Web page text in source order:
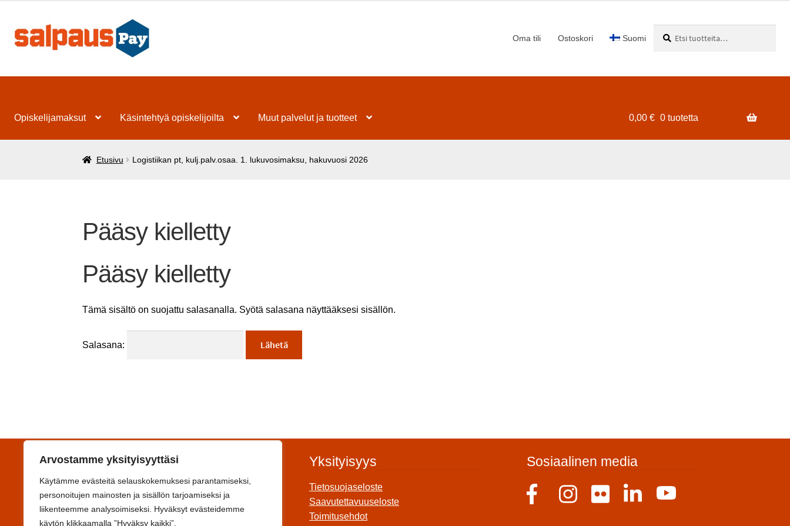
Arvostamme yksityisyyttäsi
Käytämme evästeitä selauskokemuksesi parantamiseksi,
personoitujen mainosten ja sisällön tarjoamiseksi ja
liikenteemme analysoimiseksi. Hyväksyt evästeidemme
käytön klikkaamalla ”Hyväksy kaikki”.
Siirry
Siirry
Oma tili Ostoskori Suomi
Haku
Opiskelijamaksut Käsintehtyä opiskelijoilta Muut palvelut ja tuotteet 0,00€ 0 tuotetta
Etusivu Logistiikan pt, kulj.palv.osaa. 1. lukuvosimaksu, hakuvuosi 2026
Pääsy kielletty
Pääsy kielletty
Tämä sisältö on suojattu salasanalla. Syötä salasana näyttääksesi sisällön.
Salasana:
Yhteystiedot
Koulutuskeskus Salpaus -kuntayhtymä
Svinhufvudinkatu 6F, 15110 Lahti
Y-tunnus 0993644-6
Yksityisyys
Tietosuojaseloste
Saavutettavuuseloste
Toimitusehdot
Sosiaalinen media